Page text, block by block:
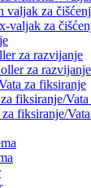
valjak za
valjak za
za razvijanje
za razvijanje
za fiksiranje
fiksiranje/
fiksiranje/